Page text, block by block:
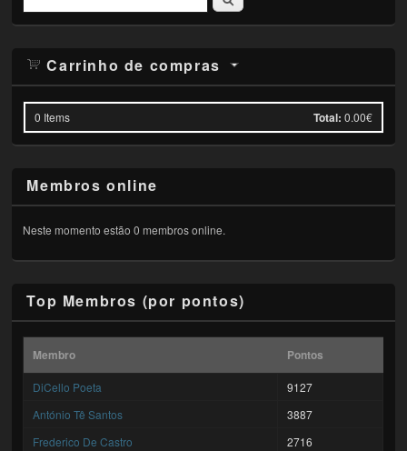
Carrinho de compras
0 Items Total: 0.00€
Membros online
Neste momento estão 0 membros online.
Top Membros (por pontos)
Membro Pontos
DiCello Poeta
9127
António Tê Santos
3887
Frederico De Castro
2716